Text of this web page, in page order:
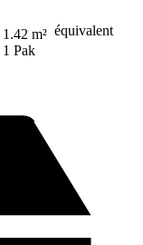
1.42 m² équivalent
1 Pak